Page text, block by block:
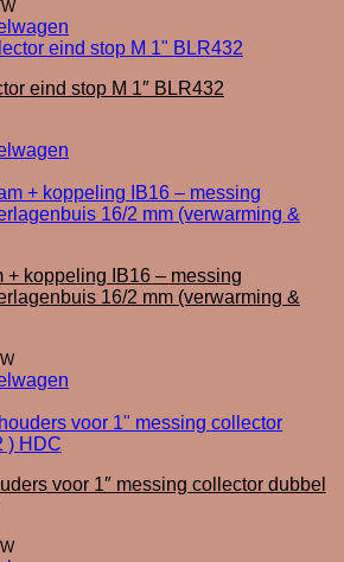
eind stop M 1″ BLR432
koppeling IB16 – messing
16/2 mm (verwarming &
voor 1″ messing collector dubbel